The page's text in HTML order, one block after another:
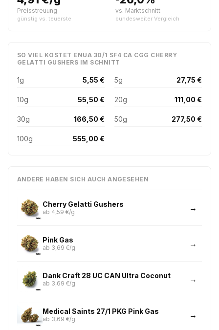
Preisstreuung
günstig vs. teuerste
vs. Marktschnitt
bundesweiter Vergleich
SO VIEL KOSTET ENUA 30/1 SF4 CA CGG CHERRY
GELATTI GUSHERS IM SCHNITT
1g 5,55 € 5g 27,75 €
10g 55,50 € 20g 111,00 €
30g 166,50 € 50g 277,50 €
100g 555,00 €
ANDERE HABEN SICH AUCH ANGESEHEN
Cherry Gelatti Gushers
ab 4,59 €/g
Pink Gas
ab 3,69 €/g
Dank Craft 28 UC CAN Ultra Coconut
ab 3,69 €/g
Medical Saints 27/1 PKG Pink Gas
ab 3,69 €/g